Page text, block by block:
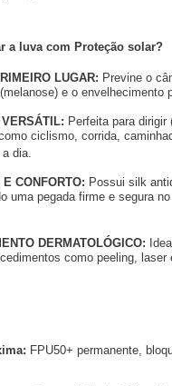
a luva com Proteção solar?
LUGAR: Previne o
e o envelhecimento
Perfeita para dirigir
ciclismo, corrida,
dia.
CONFORTO: Possui silk
uma pegada firme e segura
DERMATOLÓGICO:
como peeling, laser
FPU50+ permanente,